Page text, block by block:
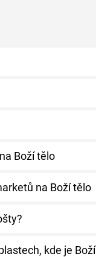
Boží tělo
na Boží tělo
kde je Boží